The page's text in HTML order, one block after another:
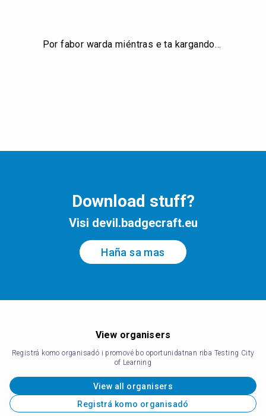
Por fabor warda miéntras e ta kargando…
Download stuff?
Visi devil.badgecraft.eu
Haña sa mas
View organisers
Registrá komo organisadó i promové bo oportunidatnan riba Testing City
of Learning
View all organisers
Registrá komo organisadó